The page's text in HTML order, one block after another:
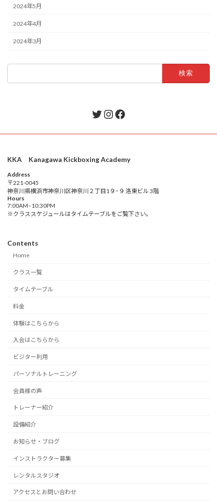
2024年5月
2024年4月
2024年3月
Twitter
Instagram
Facebook
KKA Kanagawa Kickboxing Academy
Address
〒221-0045
神奈川県横浜市神奈川区神奈川２丁目1９−９ 洛東ビル 3階
Hours
7:00AM–10:30PM
※クラススケジュールはタイムテーブルをご覧下さい。
Contents
Home
クラス一覧
タイムテーブル
料金
体験はこちらから
入会はこちらから
ビジター利用
パーソナルトレーニング
会員様の声
トレーナー紹介
設備紹介
お知らせ・ブログ
インストラクター募集
レンタルスタジオ
アクセスとお問い合わせ